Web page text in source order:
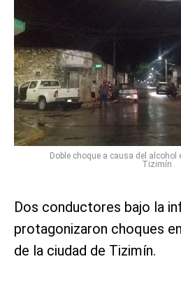
Doble choque a causa del alcohol
Tizimín
Dos conductores bajo la
protagonizaron choques
de la ciudad de Tizimín.